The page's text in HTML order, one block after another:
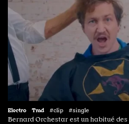
Electro Trad #clip #single
Bernard Orchestar est un habitué